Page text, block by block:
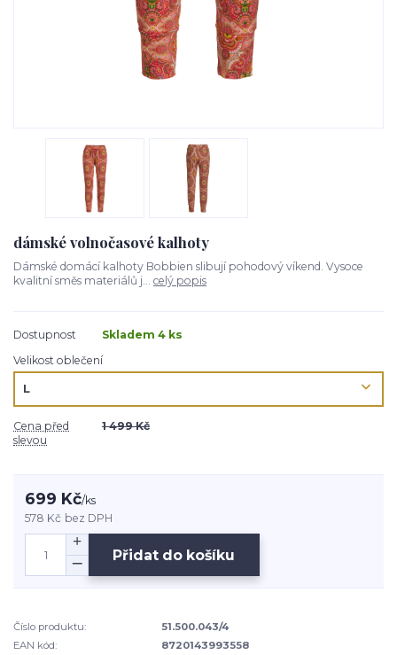
dámské volnočasové kalhoty
Dámské domácí kalhoty Bobbien slibují pohodový víkend. Vysoce
kvalitní směs materiálů j... celý popis
Dostupnost
Skladem 4 ks
Velikost oblečení
Cena před
slevou
1 499 Kč
699 Kč/ks
578 Kč bez DPH
Přidat do košíku
Číslo produktu:
51.500.043/4
EAN kód:
8720143993558